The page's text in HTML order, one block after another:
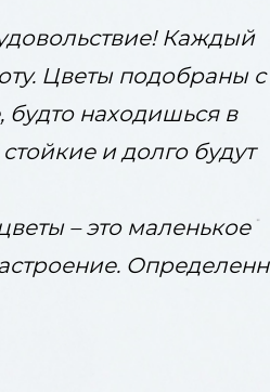
Каждый
Цветы подобраны с
находишься в
и долго будут
– это маленькое